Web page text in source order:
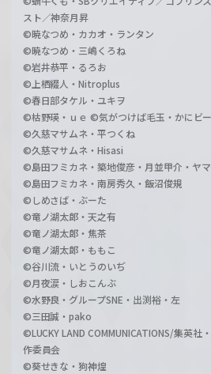
スト／神奈月昇
©暁なつめ・カカオ・ランタン
©暁なつめ・三嶋くろね
©岩井恭平・るろお
©上栖綴人・Nitroplus
©春日部タケル・ユキヲ
©枯野瑛・ｕｅ ©気がつけば毛玉・かにビ
©久慈マサムネ・平つくね
©久慈マサムネ・Hisasi
©島田フミカネ・築地俊彦・月並甲介・ヤ
©島田フミカネ・南房秀久・飯沼俊規
©しめさば・ぶーた
©竜ノ湖太郎・天之有
©竜ノ湖太郎・焦茶
©竜ノ湖太郎・ももこ
©谷川流・いとうのいぢ
©月夜涙・しおこんぶ
©水野良・グループSNE・出渕裕・左
©三田誠・pako
©LUCKY LAND COMMUNICATIONS/集英社
作委員会
©葵せきな・狗神煌